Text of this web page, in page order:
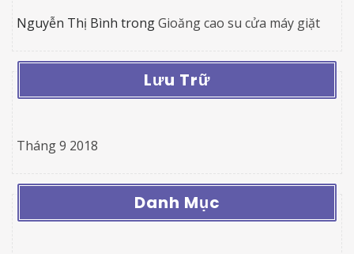
Nguyễn Thị Bình trongGioăng cao su cửa máy giặt
Lưu Trữ
Tháng 9 2018
Danh Mục